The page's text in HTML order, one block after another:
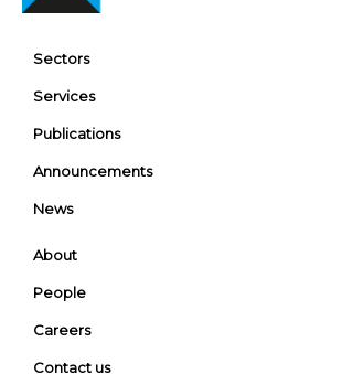
Sectors
Services
Publications
Announcements
News
About
People
Careers
Contact us